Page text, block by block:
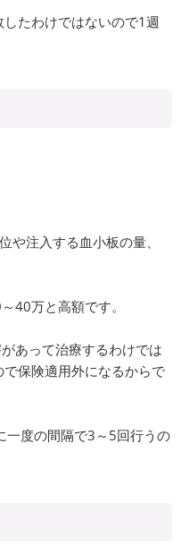
たわけではないので1週
や注入する血小板の量、
40万と高額です。
あって治療するわけでは
保険適用外になるからで
一度の間隔で3～5回行うの